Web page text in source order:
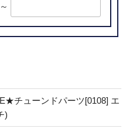
～
チューンドパーツ[0108] エ
)